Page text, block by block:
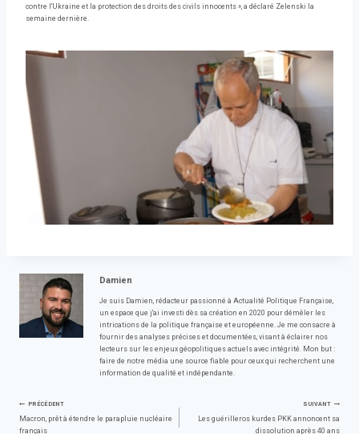
contre l'Ukraine et la protection des droits des civils innocents », a déclaré Zelenski la
semaine dernière.
Damien
Je suis Damien, rédacteur passionné à Actualité Politique Française,
un espace que j'ai investi dès sa création en 2020 pour démêler les
intrications de la politique française et européenne. Je me consacre à
fournir des analyses précises et documentées, visant à éclairer nos
lecteurs sur les enjeux géopolitiques actuels avec intégrité. Mon but :
faire de notre média une source fiable pour ceux qui recherchent une
information de qualité et indépendante.
Navigation
PRÉCÉDENT
Macron, prêt à étendre le parapluie nucléaire
français
SUIVANT
Les guérilleros kurdes PKK annoncent sa
dissolution après 40 ans